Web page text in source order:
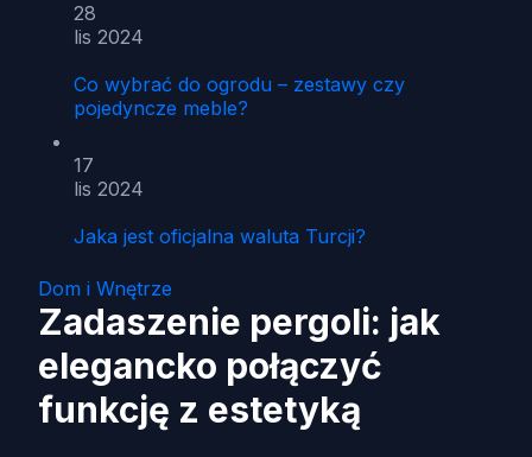
28
lis 2024
Co wybrać do ogrodu – zestawy czy
pojedyncze meble?
17
lis 2024
Jaka jest oficjalna waluta Turcji?
Dom i Wnętrze
Zadaszenie pergoli: jak
elegancko połączyć
funkcję z estetyką